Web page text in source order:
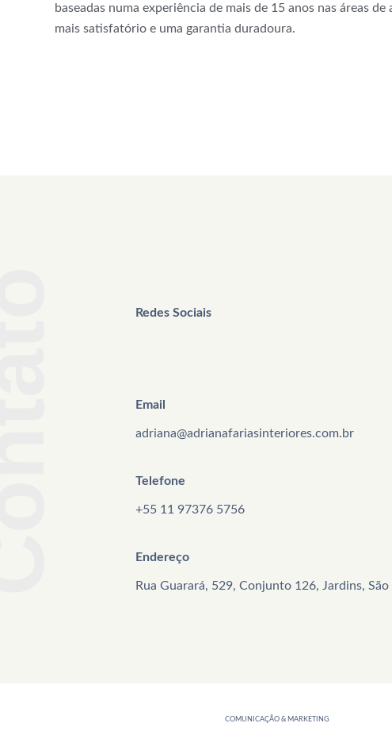
baseadas numa experiência de mais de 15 anos nas áreas
mais satisfatório e uma garantia duradoura.
Redes Sociais
Email
adriana@adrianafariasinteriores.com.br
Telefone
+55 11 97376 5756
Endereço
Rua Guarará, 529, Conjunto 126, Jardins, São
COMUNICAÇÃO & MARKETING